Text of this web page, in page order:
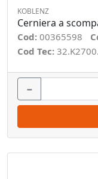
KOBLENZ
Cerniera a
Cod: 00365598
Cod Tec:
−